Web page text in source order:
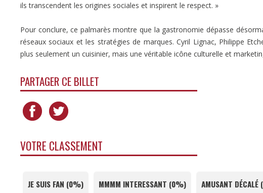
ils transcendent les origines sociales et inspirent le respect. »
Pour conclure, ce palmarès montre que la gastronomie dépasse
réseaux sociaux et les stratégies de marques. Cyril Lignac, Philippe
plus seulement un cuisinier, mais une véritable icône culturelle et
PARTAGER CE BILLET
VOTRE CLASSEMENT
JE SUIS FAN (0%) MMMM INTERESSANT (0%) AMUSANT DÉCALÉ (